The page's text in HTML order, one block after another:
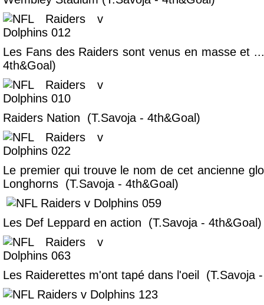
Les Fans des Raiders sont venus en masse et
4th&Goal)
Raiders Nation (T.Savoja - 4th&Goal)
Le premier qui trouve le nom de cet ancienne
Longhorns (T.Savoja - 4th&Goal)
Les Def Leppard en action (T.Savoja - 4th&Goal)
Les Raiderettes m'ont tapé dans l'oeil (T.Savoja